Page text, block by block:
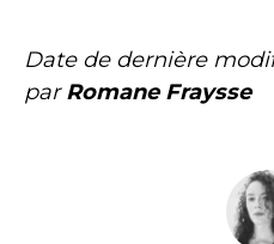
Date de dernière
parRomane Fraysse